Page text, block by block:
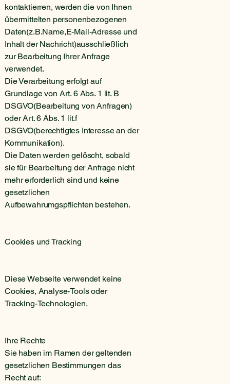
kontaktierren, werden die von Ihnen
übermittelten personenbezogenen
Daten(z.B.Name,E-Mail-Adresse und
Inhalt der Nachricht)ausschließlich
zur Bearbeitung Ihrer Anfrage
verwendet.
Die Verarbeitung erfolgt auf
Grundlage von Art. 6 Abs. 1 lit. B
DSGVO(Bearbeitung von Anfragen)
oder Art. 6 Abs. 1 lit.f
DSGVO(berechtigtes Interesse an der
Kommunikation).
Die Daten werden gelöscht, sobald
sie für Bearbeitung der Anfrage nicht
mehr erforderlich sind und keine
gesetzlichen
Aufbewahrumgspflichten bestehen.
Cookies und Tracking
Diese Webseite verwendet keine
Cookies, Analyse-Tools oder
Tracking-Technologien.
Ihre Rechte
Sie haben im Ramen der geltenden
gesetzlichen Bestimmungen das
Recht auf: